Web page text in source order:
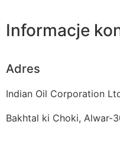
Informacje
Adres
Indian Oil Corporation
Bakhtal ki Choki, Alwar-